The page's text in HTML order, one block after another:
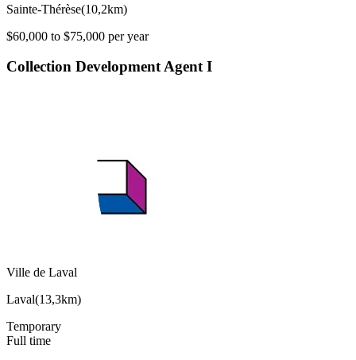
Sainte-Thérèse(10,2km)
$60,000 to $75,000 per year
Collection Development Agent I
Ville de Laval
Laval(13,3km)
Temporary
Full time